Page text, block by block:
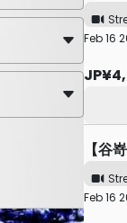
Feb 16
【谷
Feb 16